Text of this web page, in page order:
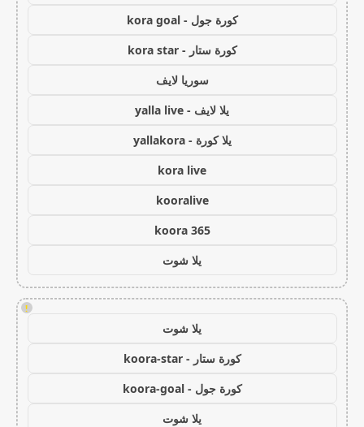
كورة جول - kora goal
كورة ستار - kora star
سوريا لايف
يلا لايف - yalla live
يلا كورة - yallakora
kora live
kooralive
koora 365
يلا شوت
!
يلا شوت
كورة ستار - koora-star
كورة جول - koora-goal
يلا شوت